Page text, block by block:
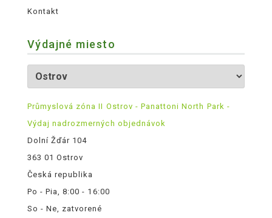
Kontakt
Výdajné miesto
Průmyslová zóna II Ostrov - Panattoni North Park -
Výdaj nadrozmerných objednávok
Dolní Žďár 104
363 01 Ostrov
Česká republika
Po - Pia, 8:00 - 16:00
So - Ne, zatvorené